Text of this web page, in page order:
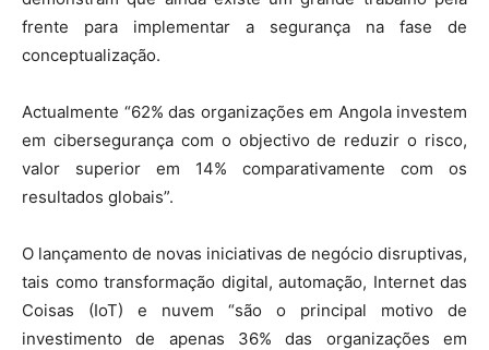
frente para implementar a segurança na fase de
conceptualização.
Actualmente “62% das organizações em Angola investem
em cibersegurança com o objectivo de reduzir o risco,
valor superior em 14% comparativamente com os
resultados globais”.
O lançamento de novas iniciativas de negócio disruptivas,
tais como transformação digital, automação, Internet das
Coisas (IoT) e nuvem “são o principal motivo de
investimento de apenas 36% das organizações em